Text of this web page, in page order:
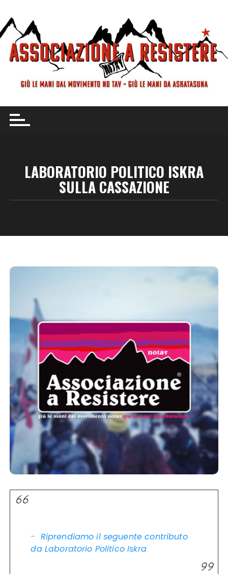
contenuto
LABORATORIO POLITICO ISKRA
SULLA CASSAZIONE
Riprendiamo il seguente contributo
da Laboratorio Politico Iskra